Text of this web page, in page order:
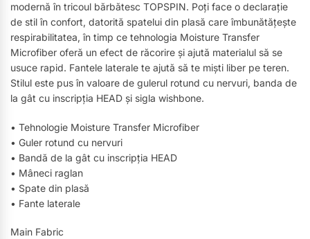
modernă în tricoul bărbătesc TOPSPIN. Poți face o declarație
de stil în confort, datorită spatelui din plasă care îmbunătățește
respirabilitatea, în timp ce tehnologia Moisture Transfer
Microfiber oferă un efect de răcorire și ajută materialul să se
usuce rapid. Fantele laterale te ajută să te miști liber pe teren.
Stilul este pus în valoare de gulerul rotund cu nervuri, banda de
la gât cu inscripția HEAD și sigla wishbone.
• Tehnologie Moisture Transfer Microfiber
• Guler rotund cu nervuri
• Bandă de la gât cu inscripția HEAD
• Mâneci raglan
• Spate din plasă
• Fante laterale
Main Fabric